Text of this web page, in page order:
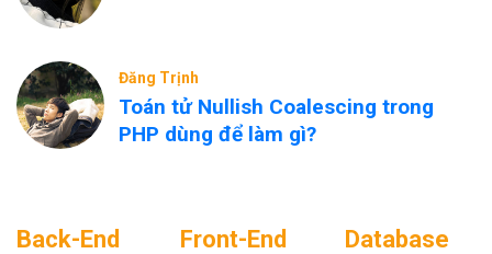
Đăng Trịnh
Toán tử Nullish Coalescing trong
PHP dùng để làm gì?
Back-End Front-End Database